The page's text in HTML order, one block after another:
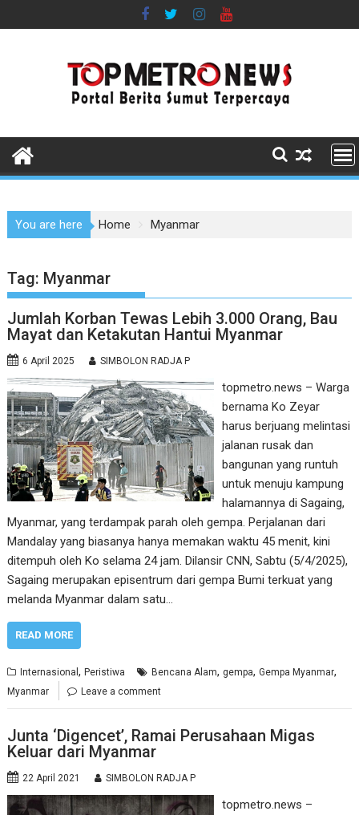
to
You are here Home Myanmar
Tag: Myanmar
Jumlah Korban Tewas Lebih 3.000 Orang, Bau
Mayat dan Ketakutan Hantui Myanmar
6 April 2025 SIMBOLON RADJA P
topmetro.news – Warga
bernama Ko Zeyar
harus berjuang melintasi
jalanan rusak dan
bangunan yang runtuh
untuk menuju kampung
halamannya di Sagaing,
Myanmar, yang terdampak parah oleh gempa. Perjalanan dari
Mandalay yang biasanya hanya memakan waktu 45 menit, kini
ditempuh oleh Ko selama 24 jam. Dilansir CNN, Sabtu (5/4/2025),
Sagaing merupakan episentrum dari gempa Bumi terkuat yang
melanda Myanmar dalam satu…
READ MORE
Internasional,Peristiwa Bencana Alam, gempa,Gempa Myanmar,
Myanmar Leave a comment
Junta ‘Digencet’, Ramai Perusahaan Migas
Keluar dari Myanmar
22 April 2021 SIMBOLON RADJA P
topmetro.news –